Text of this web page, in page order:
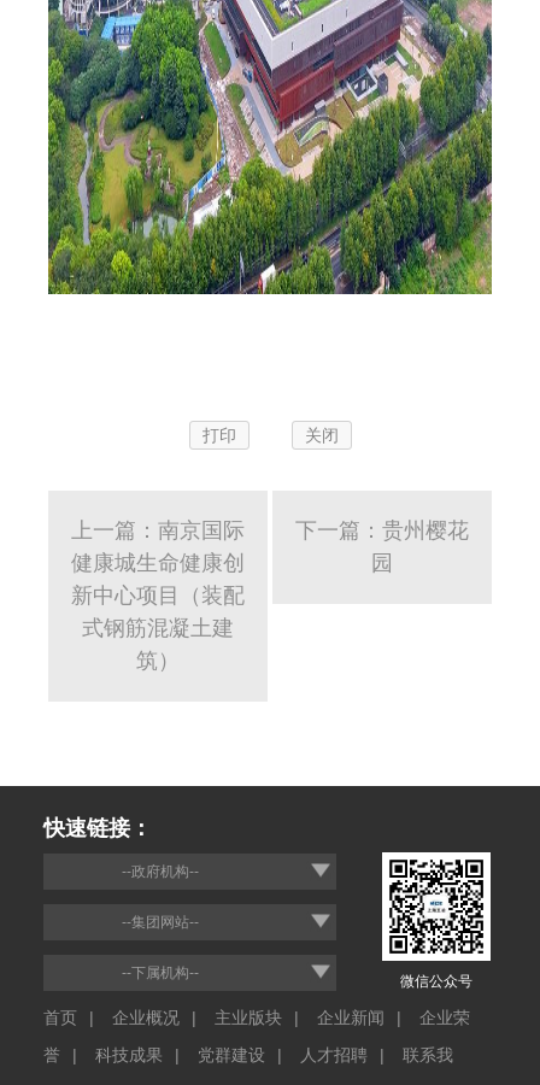
打印 关闭
上一篇：南京国际
健康城生命健康创
新中心项目（装配
式钢筋混凝土建
筑）
下一篇：贵州樱花
园
快速链接：
--政府机构--
--集团网站--
--下属机构--
首页 | 企业概况 | 主业版块 | 企业新闻 |
企业荣
誉
| 科技成果 | 党群建设 | 人才招聘 |
联系我
微信公众号